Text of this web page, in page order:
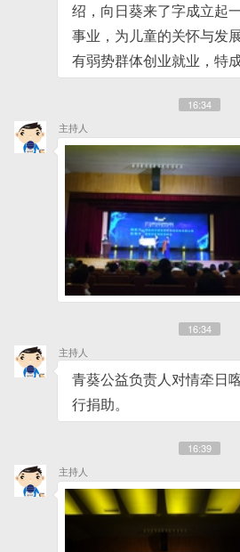
绍，向日葵来了字成立起
事业，为儿童的关怀与发
有弱势群体创业就业，特成
16:34
主持人
16:34
主持人
青葵公益负责人对情牵日
行捐助。
16:39
主持人